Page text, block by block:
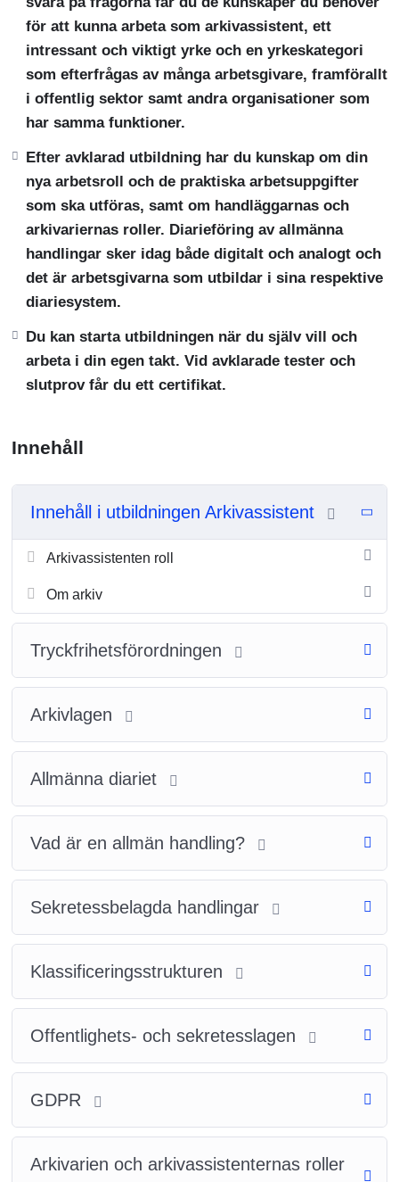
för att kunna arbeta som arkivassistent, ett
intressant och viktigt yrke och en yrkeskategori
som efterfrågas av många arbetsgivare, framförallt
i offentlig sektor samt andra organisationer som
har samma funktioner.
Efter avklarad utbildning har du kunskap om din
nya arbetsroll och de praktiska arbetsuppgifter
som ska utföras, samt om handläggarnas och
arkivariernas roller. Diarieföring av allmänna
handlingar sker idag både digitalt och analogt och
det är arbetsgivarna som utbildar i sina respektive
diariesystem.
Du kan starta utbildningen när du själv vill och
arbeta i din egen takt. Vid avklarade tester och
slutprov får du ett certifikat.
Innehåll
Innehåll i utbildningen Arkivassistent
Arkivassistenten roll
Om arkiv
Tryckfrihetsförordningen
Arkivlagen
Allmänna diariet
Vad är en allmän handling?
Sekretessbelagda handlingar
Klassificeringsstrukturen
Offentlighets- och sekretesslagen
GDPR
Arkivarien och arkivassistenternas roller